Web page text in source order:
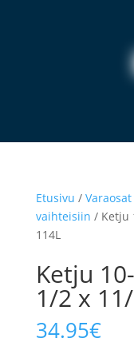
Etusivu / Varaosat
vaihteisiin / Ketju
114L
Ketju
1/2 x
34.95€